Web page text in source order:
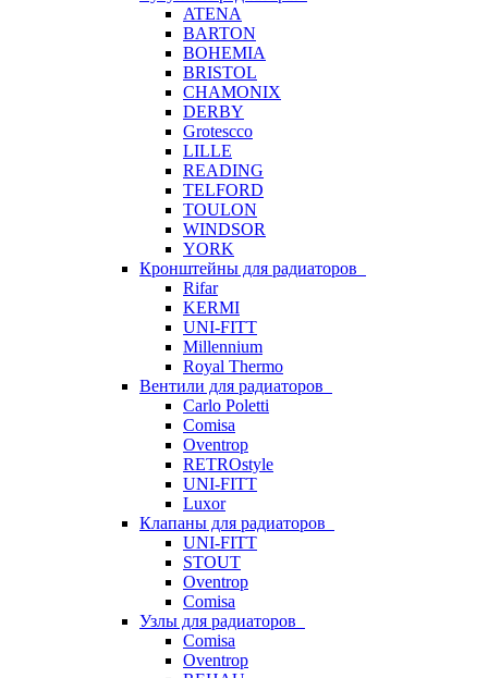
ATENA
BARTON
BOHEMIA
BRISTOL
CHAMONIX
DERBY
Grotescco
LILLE
READING
TELFORD
TOULON
WINDSOR
YORK
Кронштейны для радиаторов
Rifar
KERMI
UNI-FITT
Millennium
Royal Thermo
Вентили для радиаторов
Carlo Poletti
Comisa
Oventrop
RETROstyle
UNI-FITT
Luxor
Клапаны для радиаторов
UNI-FITT
STOUT
Oventrop
Comisa
Узлы для радиаторов
Comisa
Oventrop